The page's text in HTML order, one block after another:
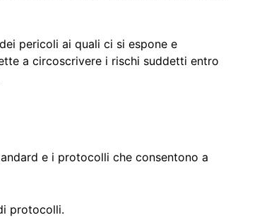
pericoli ai quali ci si espone e
a circoscrivere i rischi suddetti entro
e i protocolli che consentono a
protocolli.